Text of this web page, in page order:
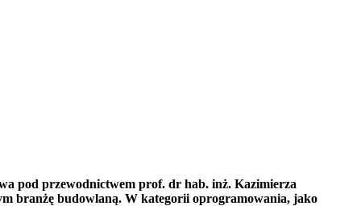
pod przewodnictwem prof. dr hab. inż. Kazimierza
branżę budowlaną. W kategorii oprogramowania, jako